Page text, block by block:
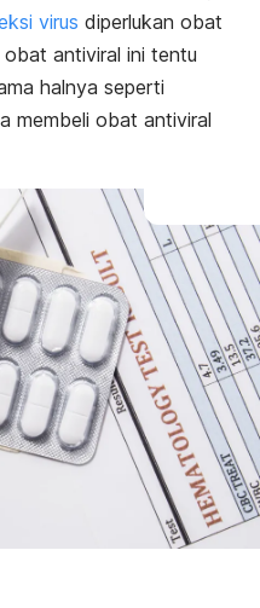
virus diperlukan obat
antiviral ini tentu
halnya seperti
membeli obat antiviral